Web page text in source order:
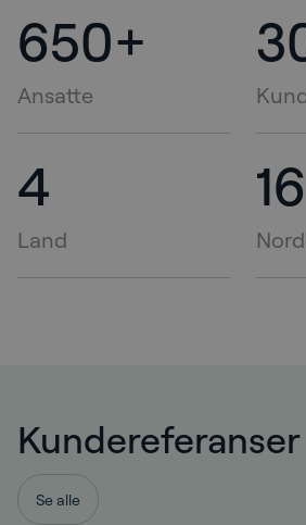
650+
Ansatte
4
Land
16
Kundereferanser
Se alle